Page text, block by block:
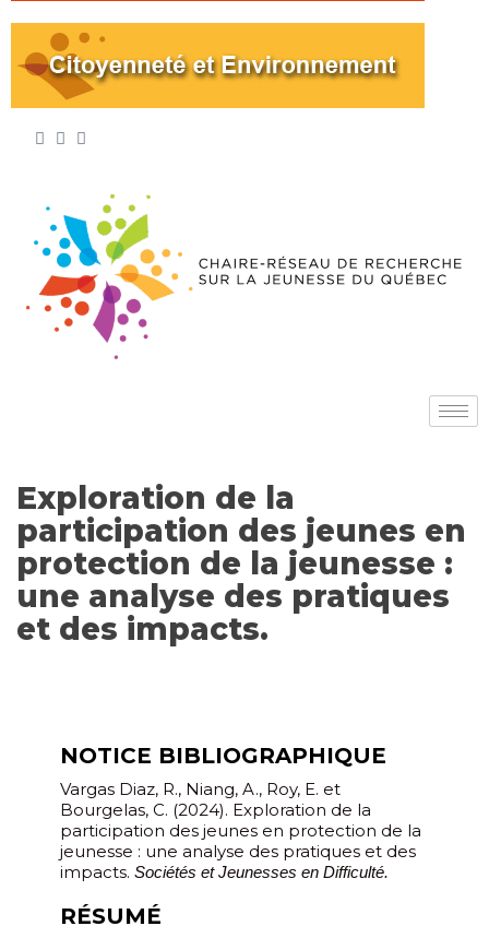
Exploration de la
participation des jeunes en
protection de la jeunesse :
une analyse des pratiques
et des impacts.
NOTICE BIBLIOGRAPHIQUE
Vargas Diaz, R., Niang, A., Roy, E. et
Bourgelas, C. (2024). Exploration de la
participation des jeunes en protection de la
jeunesse : une analyse des pratiques et des
impacts. Sociétés et Jeunesses en Difficulté.
RÉSUMÉ